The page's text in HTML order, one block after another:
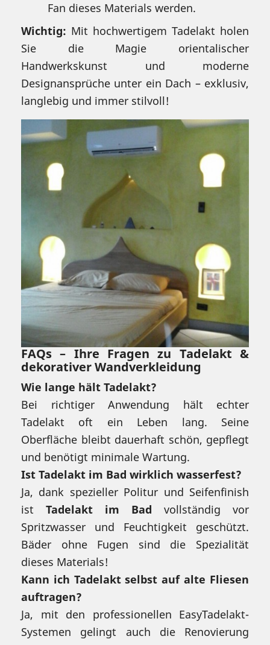
Fan dieses Materials werden.
Wichtig: Mit hochwertigem Tadelakt holen
Sie die Magie orientalischer
Handwerkskunst und moderne
Designansprüche unter ein Dach – exklusiv,
langlebig und immer stilvoll!
FAQs – Ihre Fragen zu Tadelakt &
dekorativer Wandverkleidung
Wie lange hält Tadelakt?
Bei richtiger Anwendung hält echter
Tadelakt oft ein Leben lang. Seine
Oberfläche bleibt dauerhaft schön, gepflegt
und benötigt minimale Wartung.
Ist Tadelakt im Bad wirklich wasserfest?
Ja, dank spezieller Politur und Seifenfinish
ist Tadelakt im Bad vollständig vor
Spritzwasser und Feuchtigkeit geschützt.
Bäder ohne Fugen sind die Spezialität
dieses Materials!
Kann ich Tadelakt selbst auf alte Fliesen
auftragen?
Ja, mit den professionellen EasyTadelakt-
Systemen gelingt auch die Renovierung